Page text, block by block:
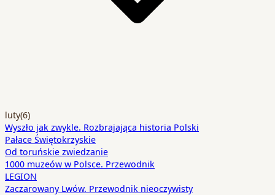
luty(6)
Wyszło jak zwykle. Rozbrajająca historia Polski
Pałace Świętokrzyskie
Od toruńskie zwiedzanie
1000 muzeów w Polsce. Przewodnik
LEGION
Zaczarowany Lwów. Przewodnik nieoczywisty